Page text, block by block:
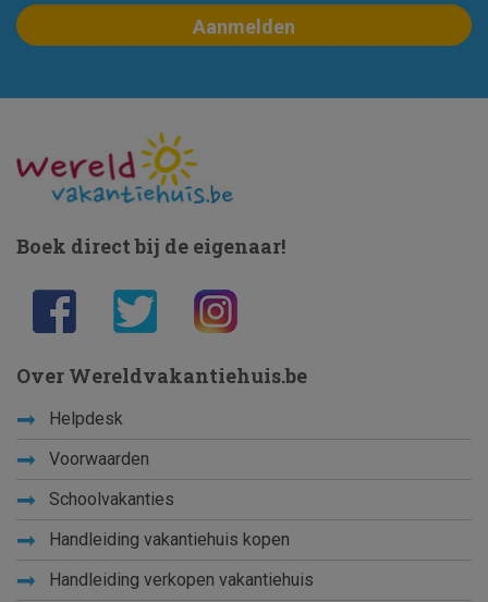
Boek direct bij de eigenaar!
Over Wereldvakantiehuis.be
Helpdesk
Voorwaarden
Schoolvakanties
Handleiding vakantiehuis kopen
Handleiding verkopen vakantiehuis